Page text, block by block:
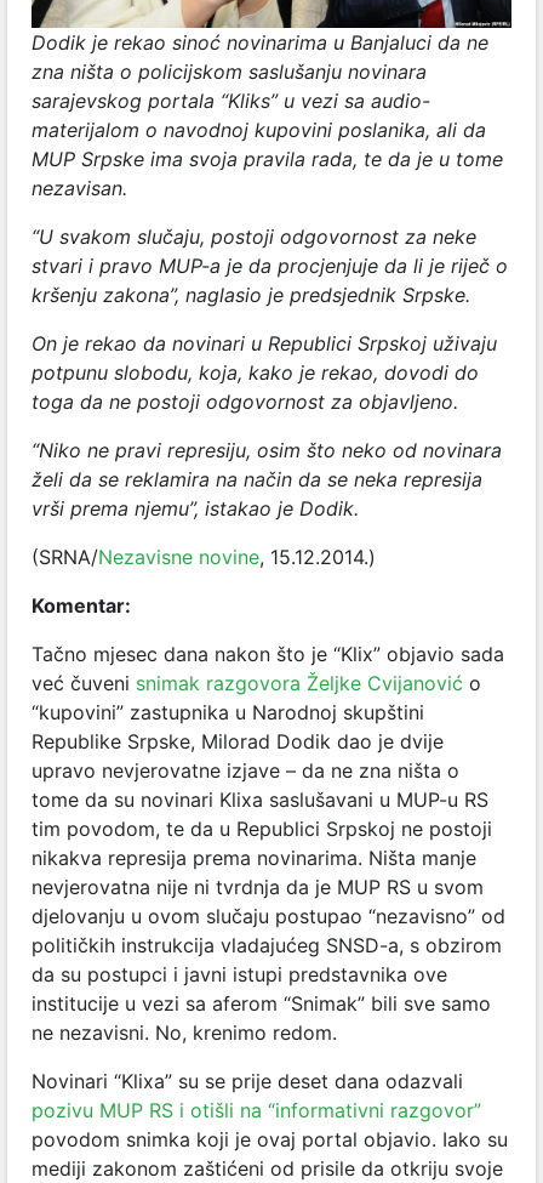
Dodik je rekao sinoć novinarima u Banjaluci da ne
zna ništa o policijskom saslušanju novinara
sarajevskog portala “Kliks” u vezi sa audio-
materijalom o navodnoj kupovini poslanika, ali da
MUP Srpske ima svoja pravila rada, te da je u tome
nezavisan.
“U svakom slučaju, postoji odgovornost za neke
stvari i pravo MUP-a je da procjenjuje da li je riječ o
kršenju zakona”, naglasio je predsjednik Srpske.
On je rekao da novinari u Republici Srpskoj uživaju
potpunu slobodu, koja, kako je rekao, dovodi do
toga da ne postoji odgovornost za objavljeno.
“Niko ne pravi represiju, osim što neko od novinara
želi da se reklamira na način da se neka represija
vrši prema njemu”, istakao je Dodik.
(SRNA/Nezavisne novine, 15.12.2014.)
Komentar:
Tačno mjesec dana nakon što je “Klix” objavio sada
već čuveni snimak razgovora Željke Cvijanović o
“kupovini” zastupnika u Narodnoj skupštini
Republike Srpske, Milorad Dodik dao je dvije
upravo nevjerovatne izjave – da ne zna ništa o
tome da su novinari Klixa saslušavani u MUP-u RS
tim povodom, te da u Republici Srpskoj ne postoji
nikakva represija prema novinarima. Ništa manje
nevjerovatna nije ni tvrdnja da je MUP RS u svom
djelovanju u ovom slučaju postupao “nezavisno” od
političkih instrukcija vladajućeg SNSD-a, s obzirom
da su postupci i javni istupi predstavnika ove
institucije u vezi sa aferom “Snimak” bili sve samo
ne nezavisni. No, krenimo redom.
Novinari “Klixa” su se prije deset dana odazvali
pozivu MUP RS i otišli na “informativni razgovor”
povodom snimka koji je ovaj portal objavio. Iako su
mediji zakonom zaštićeni od prisile da otkriju svoje